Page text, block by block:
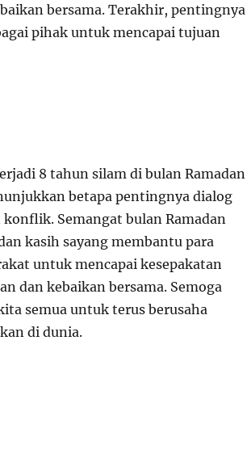
bersama. Terakhir, pentingnya
pihak untuk mencapai tujuan
8 tahun silam di bulan Ramadan
betapa pentingnya dialog
Semangat bulan Ramadan
kasih sayang membantu para
untuk mencapai kesepakatan
dan kebaikan bersama. Semoga
semua untuk terus berusaha
di dunia.